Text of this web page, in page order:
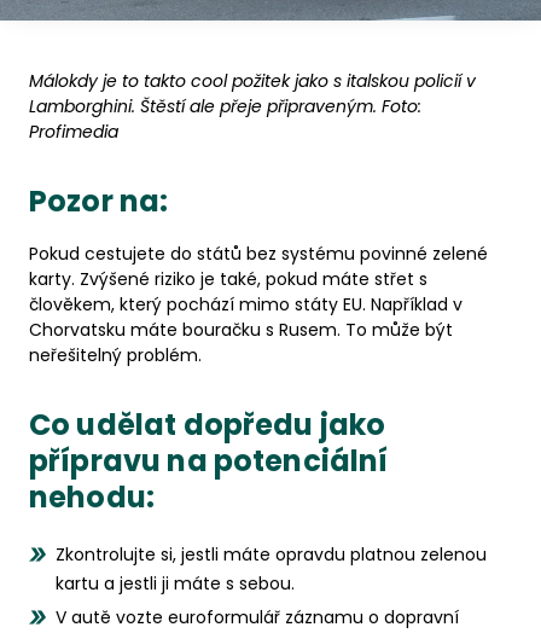
Málokdy je to takto cool požitek jako s italskou policií v
Lamborghini. Štěstí ale přeje připraveným. Foto:
Profimedia
Pozor na:
Pokud cestujete do států bez systému povinné zelené
karty. Zvýšené riziko je také, pokud máte střet s
člověkem, který pochází mimo státy EU. Například v
Chorvatsku máte bouračku s Rusem. To může být
neřešitelný problém.
Co udělat dopředu jako
přípravu na potenciální
nehodu:
Zkontrolujte si, jestli máte opravdu platnou zelenou
kartu a jestli ji máte s sebou.
V autě vozte euroformulář záznamu o dopravní